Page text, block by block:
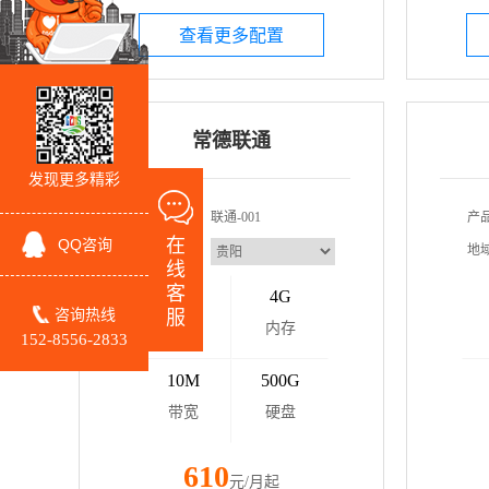
查看更多配置
常德联通
产品型号： 联通-001
地域线路：
4核
CPU
4G
内存
10M
带宽
500G
硬盘
610元/月起
产
地
发现更多精彩
QQ咨询
咨询热线
152-8556-2833
在
线
客
服